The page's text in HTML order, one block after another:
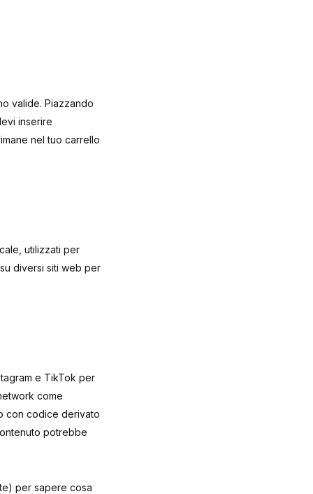
valide. Piazzando
inserire
nel tuo carrello
utilizzati per
diversi siti web per
e TikTok per
come
con codice derivato
potrebbe
per sapere cosa